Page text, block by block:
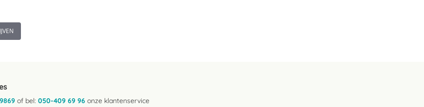
of bel: 050-409 69 96 onze klantenservice